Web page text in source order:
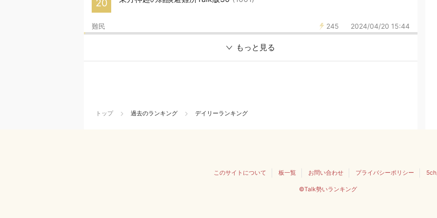
20
245 2024/04/20 15:44
難民
もっと見る
トップ 過去のランキング デイリーランキング
このサイトについて 板一覧 お問い合わせ プライバシーポリシー
©Talk勢いランキング